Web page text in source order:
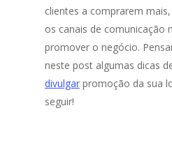
clientes a comprarem
os canais de comunicação
promover o negócio.
neste post algumas dicas
divulgar promoção da sua
seguir!